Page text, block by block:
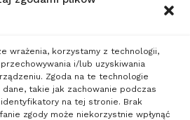
wrażenia, korzystamy z technologii,
i/lub uzyskiwania
Zgoda na te technologie
takie jak zachowanie podczas
na tej stronie. Brak
zgody może niekorzystnie wpłynąć